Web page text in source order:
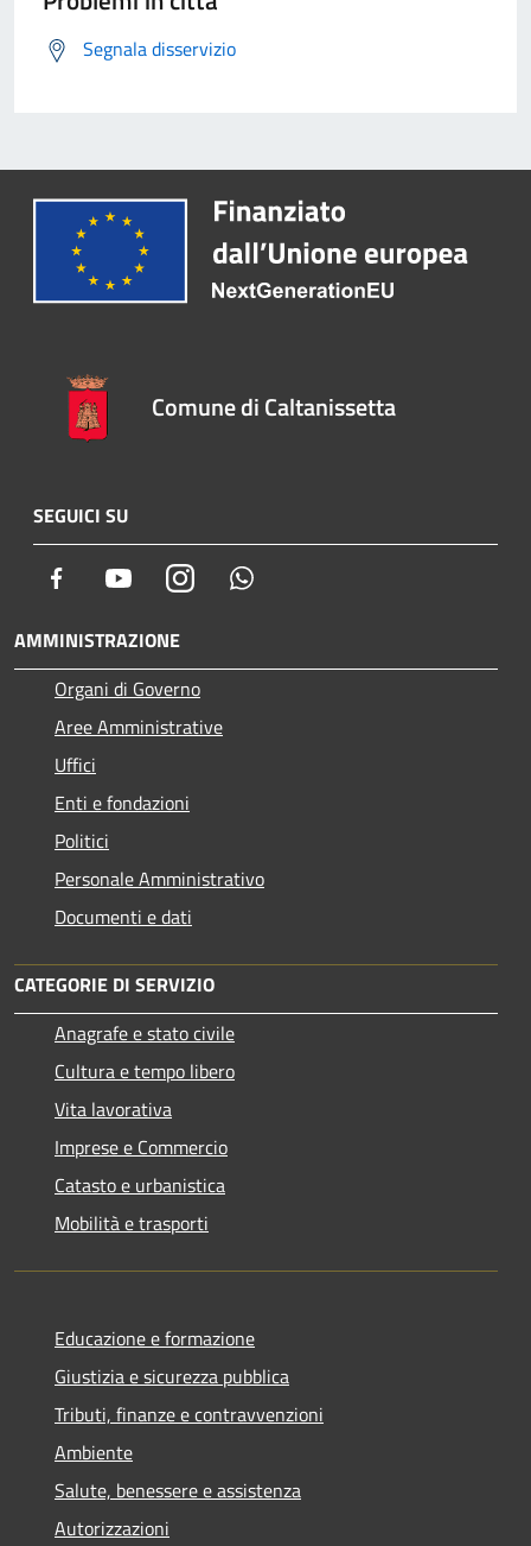
Segnala disservizio
Comune di Caltanissetta
SEGUICI SU
Facebook YoutubeInstagram
AMMINISTRAZIONE
Organi di Governo
Aree Amministrative
Uffici
Enti e fondazioni
Politici
Personale Amministrativo
Documenti e dati
CATEGORIE DI SERVIZIO
Anagrafe e stato civile
Cultura e tempo libero
Vita lavorativa
Imprese e Commercio
Catasto e urbanistica
Mobilità e trasporti
Educazione e formazione
Giustizia e sicurezza pubblica
Tributi, finanze e contravvenzioni
Ambiente
Salute, benessere e assistenza
Autorizzazioni